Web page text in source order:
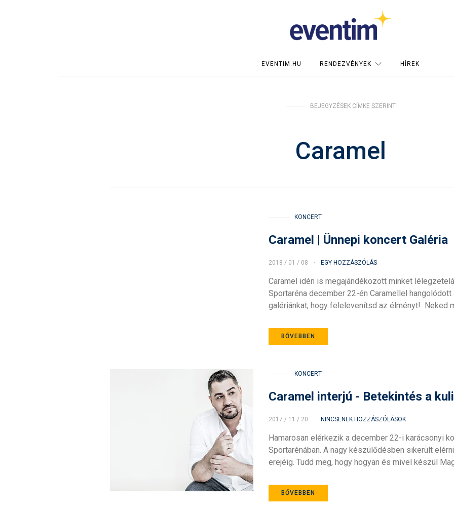
EVENTIM.HU RENDEZVÉNYEK HÍREK
BEJEGYZÉSEK CÍMKE SZERINT
Caramel
KONCERT
Caramel | Ünnepi koncert Galéria
2018 / 01 / 08 EGY HOZZÁSZÓLÁS
Caramel idén is megajándékozott minket
Sportaréna december 22-én Caramellel
galériánkat, hogy felelevenítsd az élményt! Neked
BŐVEBBEN
KONCERT
Caramel interjú - Betekintés a
2017 / 11 / 20 NINCSENEK HOZZÁSZÓLÁSOK
Hamarosan elérkezik a december 22-i karácsonyi
Sportarénában. A nagy készülődésben sikerült
erejéig. Tudd meg, hogy hogyan és mivel készül
BŐVEBBEN